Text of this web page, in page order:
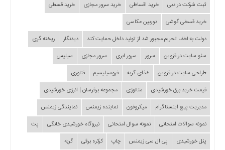
ثبت شرکت در دبی
خرید اقساطی خرید سرور مجازی
خرید قسطی
خرید قسطی گوشی
دوربین عکاسی
دولت به لطف تحریم مجبور شد از تولید داخل حمایت کند
دیدنگار
ریخته گری
سئو سایت در قزوین
سرور سرور ابری سرور مجازی
سیلیس
طراحی سایت در قزوین
غذای گربه فروسیلیسیم
فناوری
قیمت خرید برق خورشیدی
متالوژی
مجموعه برقرسان | انرژی خورشیدی
مدیریت پیج اینستاگرام
میکروفون نماینده زیمنس
نمایندگی زیمنس
نمونه سوالات امتحانی
نمونه سوال امتحانی نیروگاه خورشیدی خانگی
پت
پنل خورشیدی
پی ال سی زیمنس چاپ کرکره برقی گربه